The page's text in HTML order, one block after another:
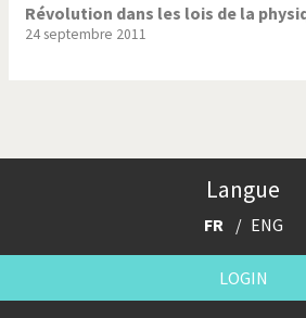
paix?
Le Best-Of Le
Révolution dans les lois de la
24 septembre 2011
Langue
FR ENG
LOGIN